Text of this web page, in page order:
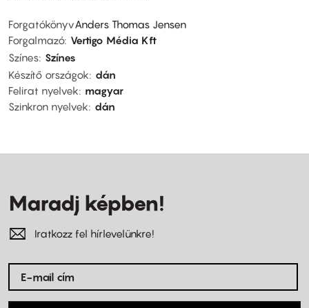
ForgatókönyvAnders Thomas Jensen
Forgalmazó Vertigo Média Kft
Színes Színes
Készítő országok
dán
Felirat nyelvek
magyar
Szinkron nyelvek
dán
Maradj képben!
Iratkozz fel hírlevelünkre!